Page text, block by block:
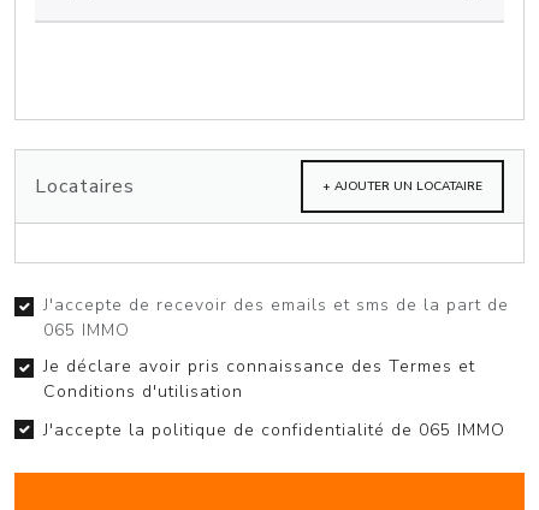
Locataires + AJOUTER UN LOCATAIRE
J'accepte de recevoir des emails et sms de la part de
065 IMMO
Je déclare avoir pris connaissance des Termes et
Conditions d'utilisation
J'accepte la politique de confidentialité de 065 IMMO